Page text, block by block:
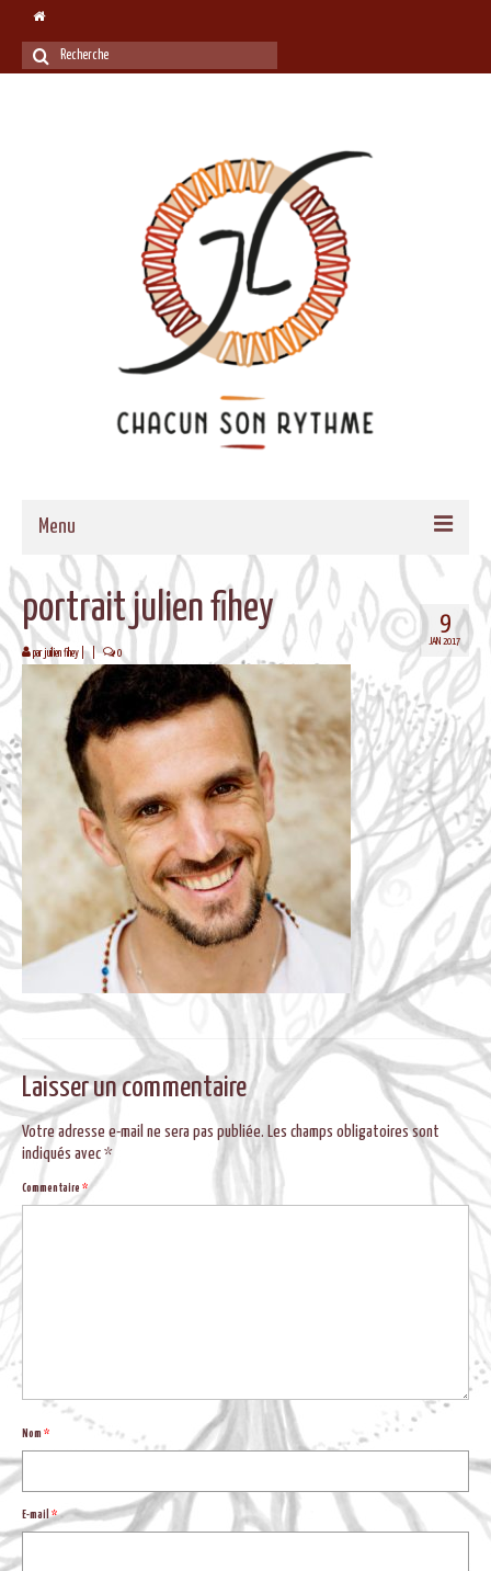
Rechercher
:
Menu
ACCUEIL
QUI SOMMES-NOUS
NOS PROPOSITIONS
TAMBOURS MEDECINE
CADRES EN BOIS MASSIF POUR TAMBOURS
FORMATIONS
MUSIQUE DE BIEN-ETRE
CONTACT
9
JAN 2017
portrait julien fihey
par juilien fihey | 0
Laisser un commentaire
Votre adresse e-mail ne sera pas publiée. Les champs obligatoires sont
indiqués avec *
Commentaire *
Nom *
E-mail*